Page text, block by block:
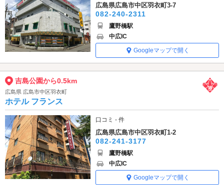
広島県広島市中区羽衣町3-7
082-240-2311
鷹野橋駅
中広IC
Googleマップで開く
吉島公園から0.5km
広島県 広島市中区羽衣町
ホテル フランス
口コミ - 件
広島県広島市中区羽衣町1-2
082-241-3177
鷹野橋駅
中広IC
Googleマップで開く